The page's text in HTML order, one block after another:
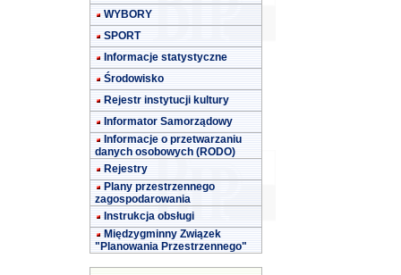
WYBORY
SPORT
Informacje statystyczne
Środowisko
Rejestr instytucji kultury
Informator Samorządowy
Informacje o przetwarzaniu
danych osobowych (RODO)
Rejestry
Plany przestrzennego
zagospodarowania
Instrukcja obsługi
Międzygminny Związek
"Planowania Przestrzennego"